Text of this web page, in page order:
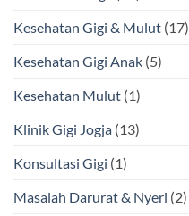
Kesehatan Gigi & Mulut (17)
Kesehatan Gigi Anak (5)
Kesehatan Mulut (1)
Klinik Gigi Jogja (13)
Konsultasi Gigi (1)
Masalah Darurat & Nyeri (2)